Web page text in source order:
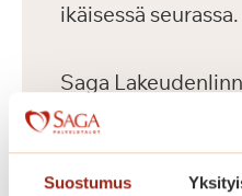
Suostumus
ikäisessä seurassa.
Saga
vuokrattavaa kotia
toimii lisäksi 31-
Saga